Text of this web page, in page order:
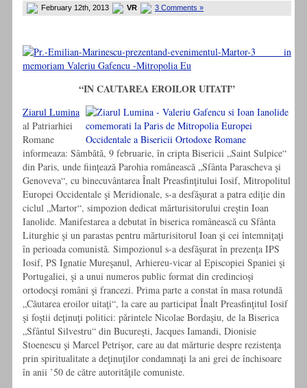
February 12th, 2013 VR 3 Comments »
“IN CAUTAREA EROILOR UITATI”
Ziarul Lumina
al Patriarhiei
Romane
informeaza: Sâmbătă, 9 februarie, în cripta Bisericii „Saint Sulpice“
din Paris, unde fiinţează Parohia românească „Sfânta Parascheva şi
Genoveva“, cu binecuvântarea Înalt Preasfinţitului Iosif, Mitropolitul
Europei Occidentale şi Meridionale, s-a desfăşurat a patra ediţie din
ciclul „Martor“, simpozion dedicat mărturisitorului creştin Ioan
Ianolide. Manifestarea a debutat în biserica românească cu Sfânta
Liturghie şi un parastas pentru mărturisitorul Ioan şi cei întemniţaţi
în perioada comunistă. Simpozionul s-a desfăşurat în prezenţa IPS
Iosif, PS Ignatie Mureşanul, Arhiereu-vicar al Episcopiei Spaniei şi
Portugaliei, şi a unui numeros public format din credincioşi
ortodocşi români şi francezi. Prima parte a constat în masa rotundă
„Căutarea eroilor uitaţi“, la care au participat Înalt Preasfinţitul Iosif
şi foştii deţinuţi politici: părintele Nicolae Bordaşiu, de la Biserica
„Sfântul Silvestru“ din Bucureşti, Jacques Iamandi, Dionisie
Stoenescu şi Marcel Petrişor, care au dat mărturie despre rezistenţa
prin spiritualitate a deţinuţilor condamnaţi la ani grei de închisoare
în anii ’50 de către autorităţile comuniste.